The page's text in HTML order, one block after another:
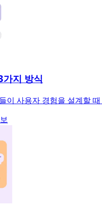
지 방식
이 사용자 경험을 설계할